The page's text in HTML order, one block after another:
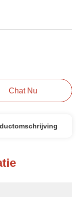
Chat Nu